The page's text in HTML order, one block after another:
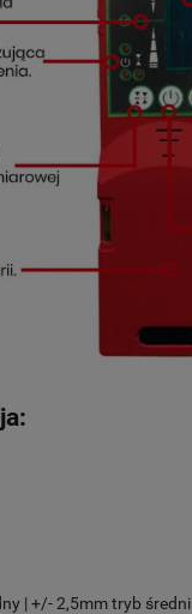
| +/- 2,5mm tryb średni